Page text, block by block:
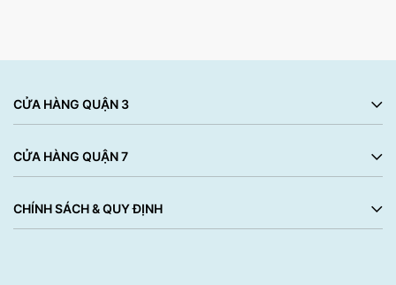
CỬA HÀNG QUẬN 3
CỬA HÀNG QUẬN 7
CHÍNH SÁCH & QUY ĐỊNH